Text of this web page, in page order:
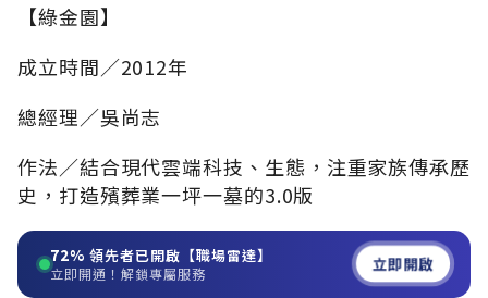
【綠金園】
成立時間∕2012年
總經理∕吳尚志
作法∕結合現代雲端科技、生態，注重家族傳承歷
史，打造殯葬業一坪一墓的3.0版
72% 領先者已開啟【職場雷達】
立即開通！解鎖專屬服務 立即開啟